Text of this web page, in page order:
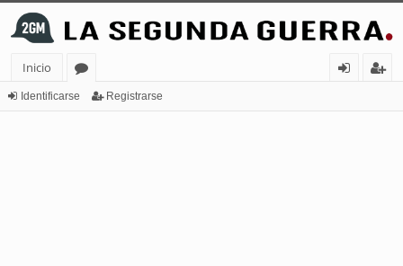
Inicio
or
Identificarse Registrarse